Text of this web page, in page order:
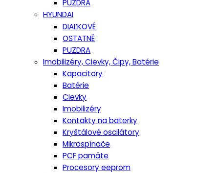
PUZDRA
HYUNDAI
DIAĽKOVÉ
OSTATNÉ
PUZDRA
Imobilizéry, Cievky, Čipy, Batérie
Kapacitory
Batérie
Cievky
Imobilizéry
Kontakty na baterky
Kryštálové oscilátory
Mikrospínače
PCF pamäte
Procesory eeprom